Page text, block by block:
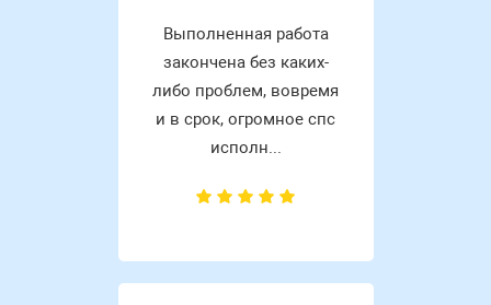
Выполненная работа
закончена без каких-
либо проблем, вовремя
и в срок, огромное спс
исполн...